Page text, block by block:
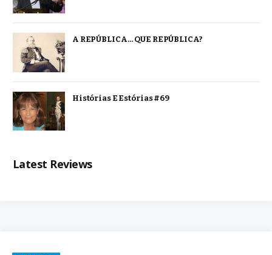
A REPÚBLICA… QUE REPÚBLICA?
Histórias E Estórias #69
Latest Reviews